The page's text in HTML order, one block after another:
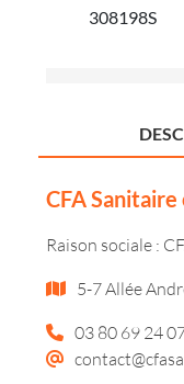
308198S
CFA
Raison sociale :
5-7 Allée
03 80 69 24